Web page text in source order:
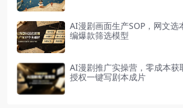
AI漫剧画面生产SOP，网文选
编爆款筛选模型
AI漫剧推广实操营，零成本获
授权一键写剧本成片